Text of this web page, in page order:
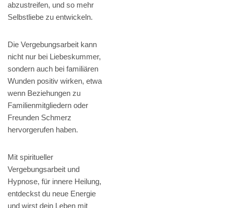
abzustreifen, und so mehr
Selbstliebe zu entwickeln.
Die Vergebungsarbeit kann
nicht nur bei Liebeskummer,
sondern auch bei familiären
Wunden positiv wirken, etwa
wenn Beziehungen zu
Familienmitgliedern oder
Freunden Schmerz
hervorgerufen haben.
Mit spiritueller
Vergebungsarbeit und
Hypnose, für innere Heilung,
entdeckst du neue Energie
und wirst dein Leben mit